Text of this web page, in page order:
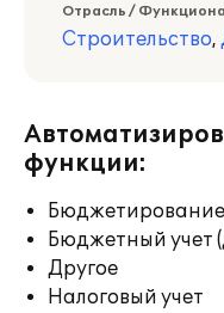
Отрасль /
Строительство,
функции:
Бюджетный учет
Другое
Налоговый учет